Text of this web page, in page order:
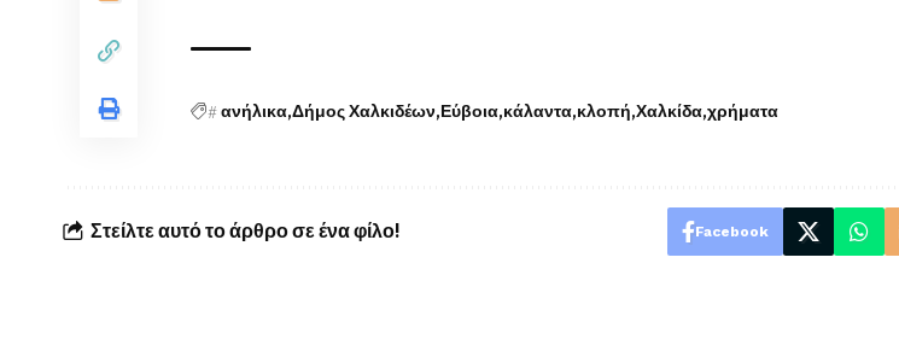
#ανήλικα Δήμος Χαλκιδέων Εύβοια κάλαντα κλοπή Χαλκίδα χρήματα
Στείλτε αυτό το άρθρο σε ένα φίλο! Facebook